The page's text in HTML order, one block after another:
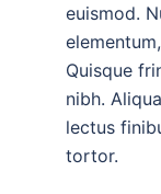
euismod.
Quisque
nibh.
lectus
tortor.